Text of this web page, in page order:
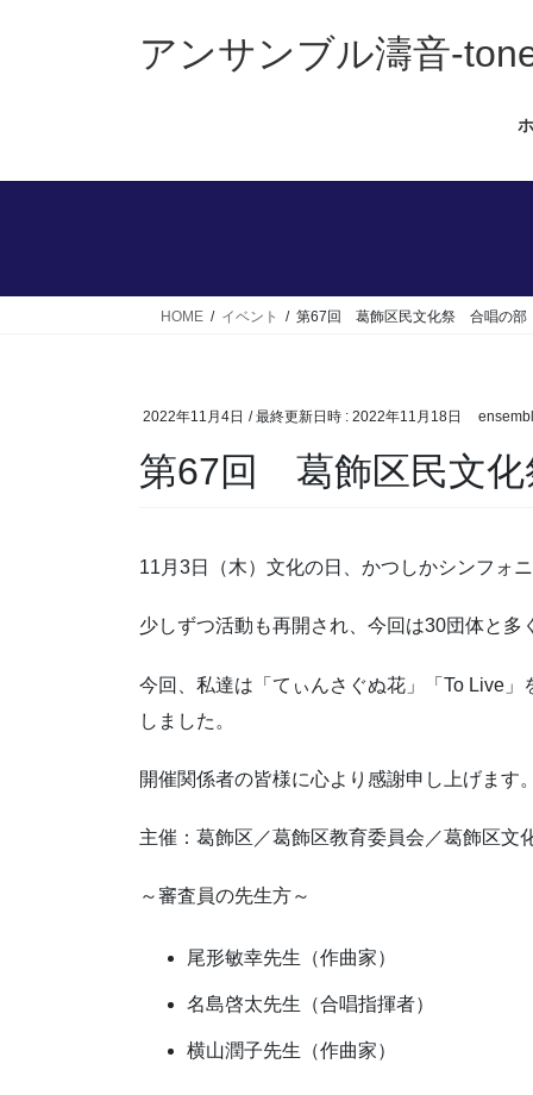
アンサンブル濤音-
HOME イベント 第67回 葛飾区民文化祭 合唱の部
2022年11月4日 / 最終更新日時 : 2022年11月18日
第67回 葛飾区民文
11月3日（木）文化の日、かつしかシンフォ
少しずつ活動も再開され、今回は30団体と多
今回、私達は「てぃんさぐぬ花」「To Live」
しました。
開催関係者の皆様に心より感謝申し上げます。
主催：葛飾区／葛飾区教育委員会／葛飾区文
～審査員の先生方～
尾形敏幸先生（作曲家）
名島啓太先生（合唱指揮者）
横山潤子先生（作曲家）